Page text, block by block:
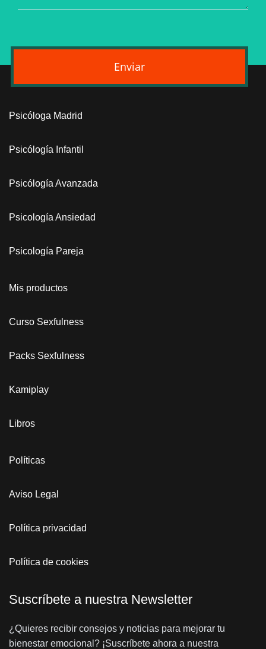
Enviar
Psicóloga Madrid
Psicólogía Infantil
Psicólogía Avanzada
Psicología Ansiedad
Psicología Pareja
Mis productos
Curso Sexfulness
Packs Sexfulness
Kamiplay
Libros
Políticas
Aviso Legal
Política privacidad
Política de cookies
Suscríbete a nuestra Newsletter
¿Quieres recibir consejos y noticias para mejorar tu
bienestar emocional? ¡Suscríbete ahora a nuestra